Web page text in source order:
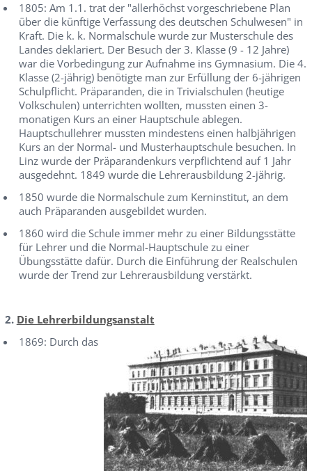
1805: Am 1.1. trat der "allerhöchst vorgeschriebene Plan
über die künftige Verfassung des deutschen Schulwesen" in
Kraft. Die k. k. Normalschule wurde zur Musterschule des
Landes deklariert. Der Besuch der 3. Klasse (9 - 12 Jahre)
war die Vorbedingung zur Aufnahme ins Gymnasium. Die 4.
Klasse (2-jährig) benötigte man zur Erfüllung der 6-jährigen
Schulpflicht. Präparanden, die in Trivialschulen (heutige
Volkschulen) unterrichten wollten, mussten einen 3-
monatigen Kurs an einer Hauptschule ablegen.
Hauptschullehrer mussten mindestens einen halbjährigen
Kurs an der Normal- und Musterhauptschule besuchen. In
Linz wurde der Präparandenkurs verpflichtend auf 1 Jahr
ausgedehnt. 1849 wurde die Lehrerausbildung 2-jährig.
1850 wurde die Normalschule zum Kerninstitut, an dem
auch Präparanden ausgebildet wurden.
1860 wird die Schule immer mehr zu einer Bildungsstätte
für Lehrer und die Normal-Hauptschule zu einer
Übungsstätte dafür. Durch die Einführung der Realschulen
wurde der Trend zur Lehrerausbildung verstärkt.
2. Die Lehrerbildungsanstalt
1869: Durch das